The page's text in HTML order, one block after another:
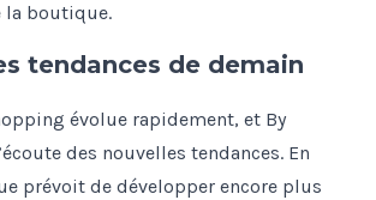
la boutique.
tendances de demain
évolue rapidement, et By
des nouvelles tendances. En
prévoit de développer encore plus